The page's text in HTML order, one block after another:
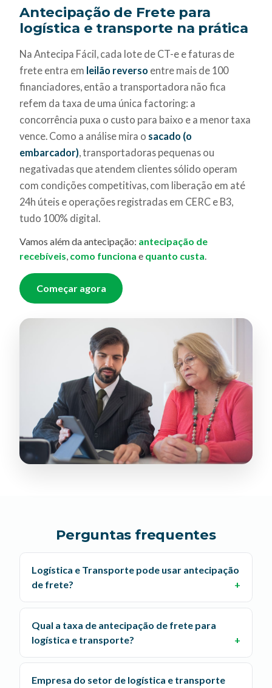
Antecipação de Frete para
logística e transporte na prática
Na Antecipa Fácil, cada lote de CT-e e faturas de
frete entra em leilão reverso entre mais de 100
financiadores, então a transportadora não fica
refem da taxa de uma única factoring: a
concorrência puxa o custo para baixo e a menor taxa
vence. Como a análise mira o sacado (o
embarcador), transportadoras pequenas ou
negativadas que atendem clientes sólido operam
com condições competitivas, com liberação em até
24h úteis e operações registradas em CERC e B3,
tudo 100% digital.
Vamos além da antecipação: antecipação de
recebíveis, como funciona e quanto custa.
Começar agora
Perguntas frequentes
Logística e Transporte pode usar antecipação
de frete?
Qual a taxa de antecipação de frete para
logística e transporte?
Empresa do setor de logística e transporte